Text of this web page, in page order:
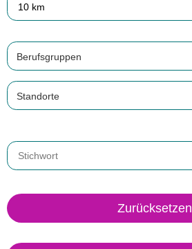
10 km
Berufsgruppen
Standorte
Zurücksetzen